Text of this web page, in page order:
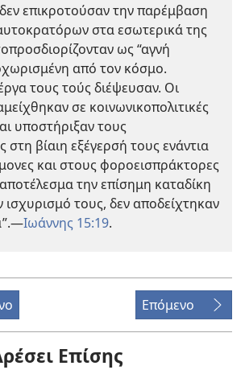
επικροτούσαν την παρέμβαση
στα εσωτερικά της
ως “αγνή
από τον κόσμο.
τους τούς διέψευσαν. Οι
σε κοινωνικοπολιτικές
υποστήριξαν τους
στη βίαιη εξέγερσή τους ενάντια
και στους φοροεισπράκτορες
την επίσημη καταδίκη
τους, δεν αποδείχτηκαν
—Ιωάννης 15:19.
Επόμενο
Επίσης